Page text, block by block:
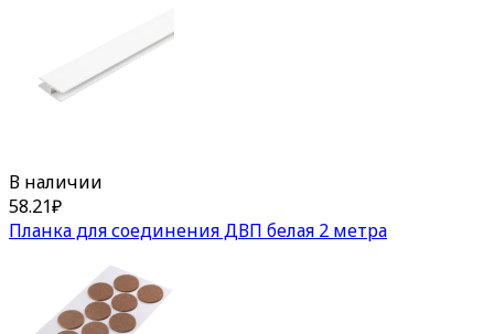
В наличии
58.21₽
Планка для соединения ДВП белая 2 метра